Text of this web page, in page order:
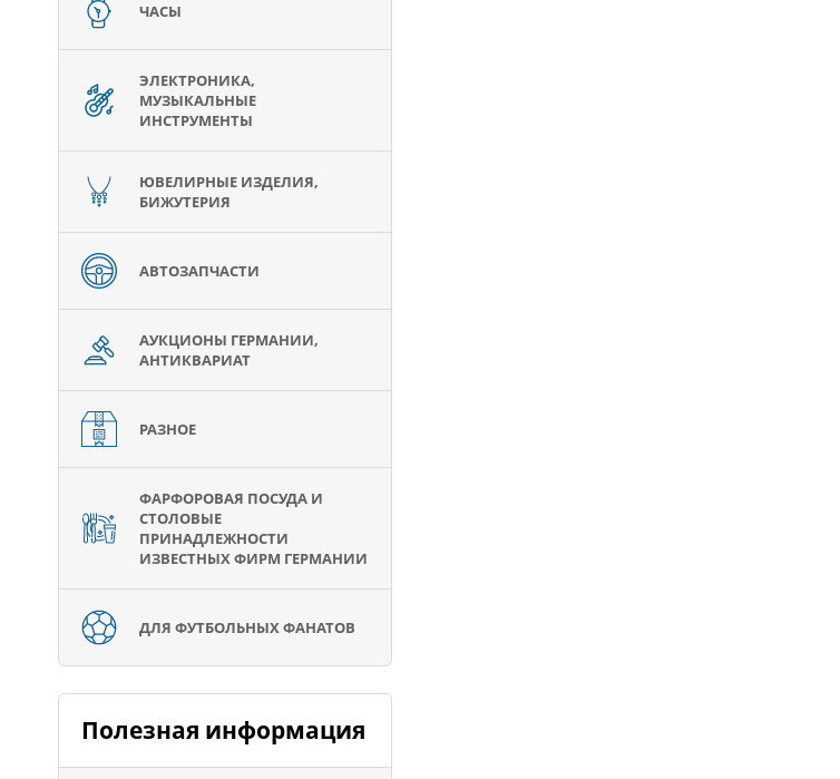
ЧАСЫ
ЭЛЕКТРОНИКА,
МУЗЫКАЛЬНЫЕ
ИНСТРУМЕНТЫ
ЮВЕЛИРНЫЕ ИЗДЕЛИЯ,
БИЖУТЕРИЯ
АВТОЗАПЧАСТИ
АУКЦИОНЫ ГЕРМАНИИ,
АНТИКВАРИАТ
РАЗНОЕ
ФАРФОРОВАЯ ПОСУДА И
СТОЛОВЫЕ
ПРИНАДЛЕЖНОСТИ
ИЗВЕСТНЫХ ФИРМ ГЕРМАНИИ
ДЛЯ ФУТБОЛЬНЫХ ФАНАТОВ
Полезная информация